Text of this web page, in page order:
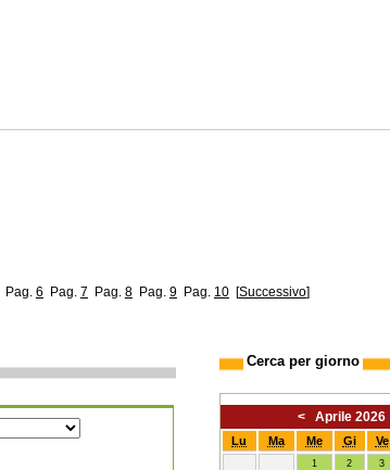
Pag. 6 Pag. 7 Pag. 8 Pag. 9 Pag. 10 [Successivo]
Cerca per giorno
< Aprile 2026
Lu Ma Me Gi Ve
1 2 3